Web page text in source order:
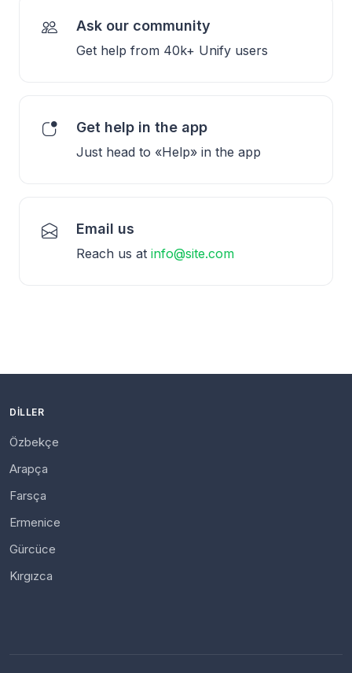
Ask our community
Get help from 40k+ Unify users
Get help in the app
Just head to «Help» in the app
Email us
Reach us at info@site.com
DILLER
Özbekçe
Arapça
Farsça
Ermenice
Gürcüce
Kırgızca